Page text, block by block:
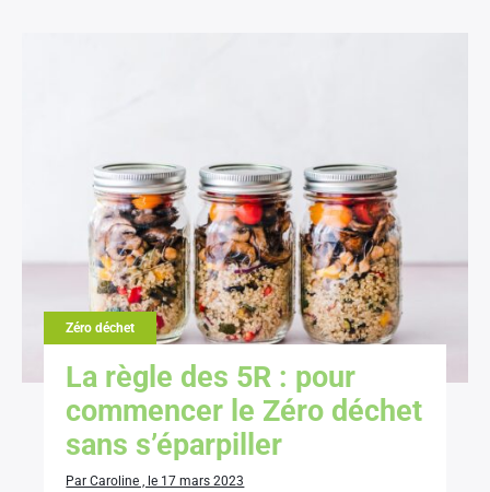
Zéro déchet
La règle des 5R : pour
commencer le Zéro déchet
sans s’éparpiller
Par Caroline , le 17 mars 2023